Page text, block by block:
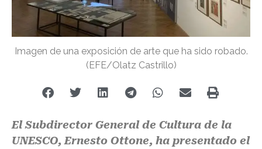
Imagen de una exposición de arte que ha sido robado.
(EFE/Olatz Castrillo)
El Subdirector General de Cultura de la
UNESCO, Ernesto Ottone, ha presentado el